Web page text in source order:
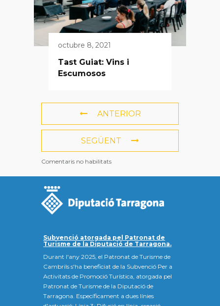
octubre 8, 2021
Tast Guiat: Vins i
Escumosos
ANTERIOR
SEGÜENT
Comentaris no habilitats
Subvenció atorgada pel Patronat de
Turisme de la Diputació de Tarragona.
Durant l'any 2025, el Patronat de Turisme de
Cambrils s'ha beneficiat de la Subvenció Per a
Activitats de Promoció Turística, atorgada pel
Patronat de Turisme de la Diputació de
Tarragona. Específicament a dues línies